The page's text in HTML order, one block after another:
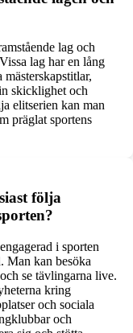
lag och
lag har en lång
skicklighet och
elitserien kan man
präglat sportens
följa
i sporten
Man kan besöka
se tävlingarna live.
kring
och sociala
och